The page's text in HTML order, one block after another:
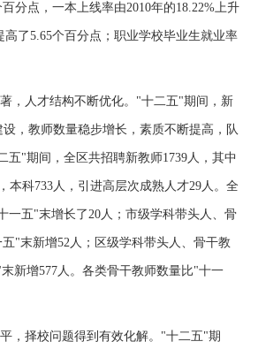
分点，一本上线率由2010年的18.22%上升
高了5.65个百分点；职业学校毕业生就业率
人才结构不断优化。"十二五"期间，新
设，教师数量稳步增长，素质不断提高，队
五"期间，全区共招聘新教师1739人，其中
本科733人，引进高层次成熟人才29人。全
一五"末增长了20人；市级学科带头人、骨
"末新增52人；区级学科带头人、骨干教
新增577人。各类骨干教师数量比"十一
择校问题得到有效化解。"十二五"期